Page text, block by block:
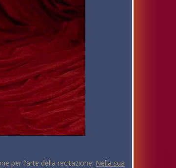
per l'arte della recitazione. Nella sua